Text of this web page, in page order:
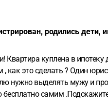
родились
Квартира куплена в
как это сделать ? Один
нужно выделять мужу и
бесплатно самим